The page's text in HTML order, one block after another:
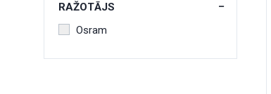
RAŽOTĀJS
Osram